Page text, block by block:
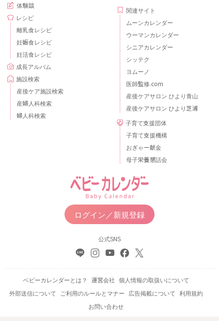
体験談
レシピ
離乳食レシピ
妊娠食レシピ
妊活食レシピ
成長アルバム
施設検索
産後ケア施設検索
産婦人科検索
婦人科検索
関連サイト
ムーンカレンダー
ウーマンカレンダー
シニアカレンダー
シッテク
ヨムーノ
医師監修.com
産後ケアサロン ひより青山
産後ケアサロン ひより芝浦
子育て支援団体
子育て支援機構
おぎゃー献金
母子栄養懇話会
ログイン／新規登録
公式SNS
ベビーカレンダーとは？ 運営会社 個人情報の取扱いについて
外部送信について
ご利用のルールとマナー 広告掲載について 利用規約
お問い合わせ